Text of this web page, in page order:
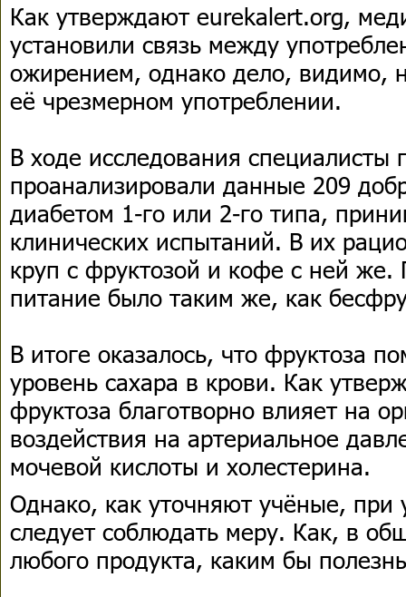
Как утверждают eurekalert.org,
установили связь между
ожирением, однако дело, видимо,
её чрезмерном употреблении.
В ходе исследования специалисты
проанализировали данные 209
диабетом 1-го или 2-го типа,
клинических испытаний. В их
круп с фруктозой и кофе с ней же.
питание было таким же, как
В итоге оказалось, что фруктоза
уровень сахара в крови. Как
фруктоза благотворно влияет на
воздействия на артериальное
мочевой кислоты и холестерина.
Однако, как уточняют учёные, при
следует соблюдать меру. Как, в
любого продукта, каким бы